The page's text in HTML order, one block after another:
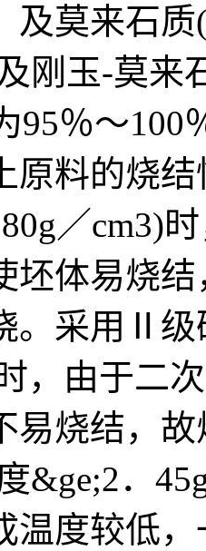
及莫来石
刚玉-莫来
95％～
原料的烧
／cm3)
坯体易烧
。采用Ⅱ级
，由于二
易烧结，
&ge;2．
温度较低